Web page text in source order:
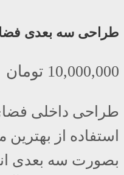
طراحی سه بعدی
10,000,000 تومان
طراحی داخلی
استفاده از
بصورت سه بعدی